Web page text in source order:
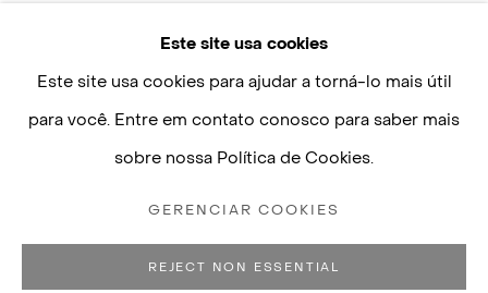
contato@luisastrina.com.br
COPYRIGHT © 2026 LUISA STRINA
Este site usa cookies
Este site usa cookies para ajudar a torná-lo mais útil
para você. Entre em contato conosco para saber mais
sobre nossa Política de Cookies.
GERENCIAR COOKIES
REJECT NON ESSENTIAL